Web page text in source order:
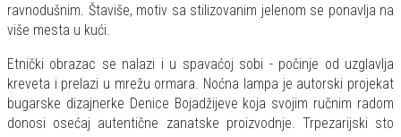
ravnodušnim. Štaviše, motiv sa stilizovanim jelenom se ponavlja na
više mesta u kući.
Etnički obrazac se nalazi i u spavaćoj sobi - počinje od uzglavlja
kreveta i prelazi u mrežu ormara. Noćna lampa je autorski projekat
bugarske dizajnerke Denice Bojadžijeve koja svojim ručnim radom
donosi osećaj autentične zanatske proizvodnje. Trpezarijski sto